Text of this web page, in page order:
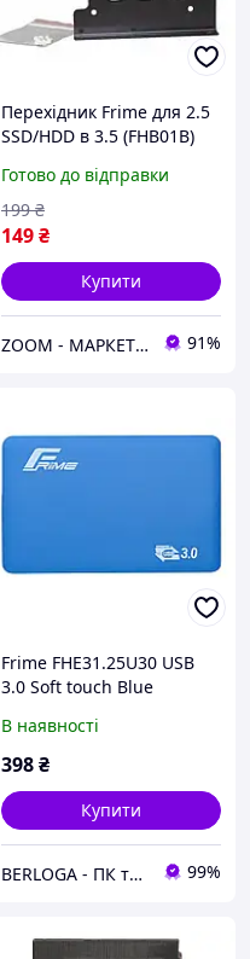
Перехідник Frime для 2.5
SSD/HDD в 3.5 (FHB01B)
Готово до відправки
149₴
199 ₴
Купити
ZOOM - МАРКЕТ ЦИФРОВОЇ ТЕХНІКИ 91%
Frime FHE31.25U30 USB
3.0 Soft touch Blue
В наявності
398₴
Купити
BERLOGA - ПК та комплектуючі 99%